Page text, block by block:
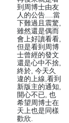
到周博士由友
人的公告....當
下難過且震驚,
雖然還是偶而
會上好讀看看,
但是看到周博
士曾經的發文
還是心中不捨,
終於, 今天久
違的上線,看到
新版主的通知,
開心不已, 也
希望周博士在
天上也是同樣
歡欣.